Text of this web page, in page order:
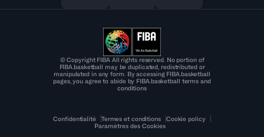
© Copyright FIBA All rights reserved. No portion of
FIBA.basketball may be duplicated, redistributed or
manipulated in any form. By accessing FIBA.basketball
pages, you agree to abide by FIBA.basketball terms and
conditions
Confidentialité Termes et conditions
Cookie policy
Paramètres des Cookies